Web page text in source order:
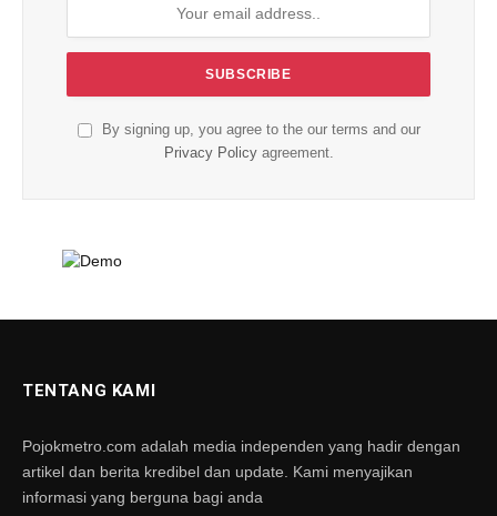
By signing up, you agree to the our terms and our
Privacy Policyagreement.
TENTANG KAMI
Pojokmetro.com adalah media independen yang hadir dengan
artikel dan berita kredibel dan update. Kami menyajikan
informasi yang berguna bagi anda